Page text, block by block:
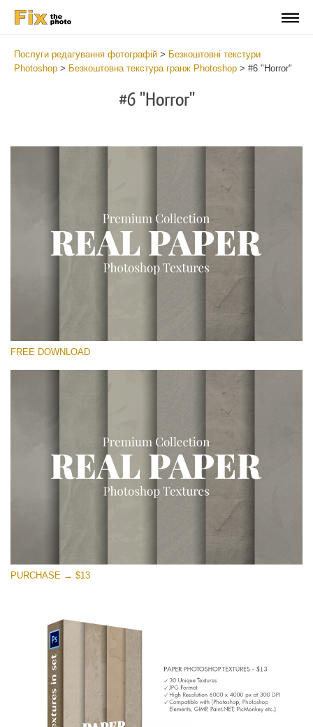
Послуги редагування фотографій > Безкоштовні текстури
Photoshop > Безкоштовна текстура гранж Photoshop > #6 "Horror"
#6 "Horror"
Please select
Large 6000*4000px
Entire Collection
Free download
FREE DOWNLOAD
PURCHASE → $13